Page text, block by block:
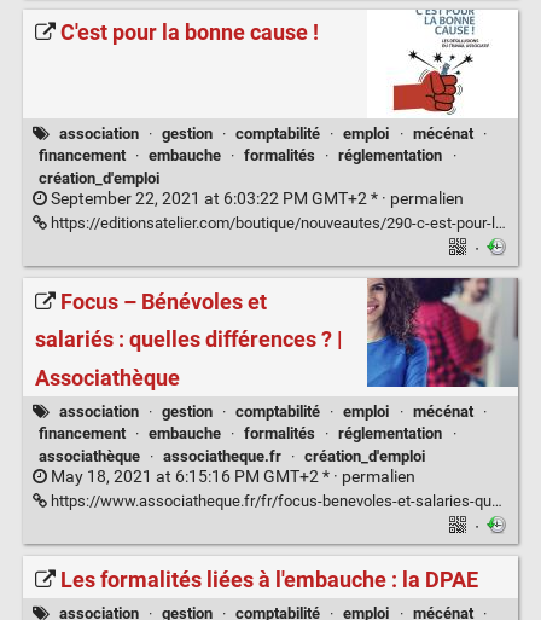
C'est pour la bonne cause !
association · gestion · comptabilité · emploi · mécénat
·
financement
· embauche · formalités · réglementation
·
création_d'emploi
September 22, 2021 at 6:03:22 PM GMT+2 * · permalien
https://editionsatelier.com/boutique/nouveautes/290-c-est-pour-la-bonne-cause--9782708253766.html
·
Focus – Bénévoles et
salariés : quelles différences ? |
Associathèque
association · gestion · comptabilité · emploi · mécénat
·
financement
· embauche · formalités · réglementation
·
associathèque
· associatheque.fr · création_d'emploi
May 18, 2021 at 6:15:16 PM GMT+2 * · permalien
https://www.associatheque.fr/fr/focus-benevoles-et-salaries-quelles-differences.html
·
Les formalités liées à l'embauche : la DPAE
association · gestion · comptabilité · emploi · mécénat
·